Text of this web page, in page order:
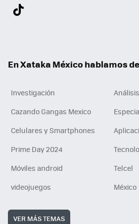
En Xataka México hablamos
Investigación
Análisis
Cazando Gangas Mexico
Celulares y Smartphones
Prime Day 2024
Móviles android
Telcel
videojuegos
México
VER MÁS TEMAS